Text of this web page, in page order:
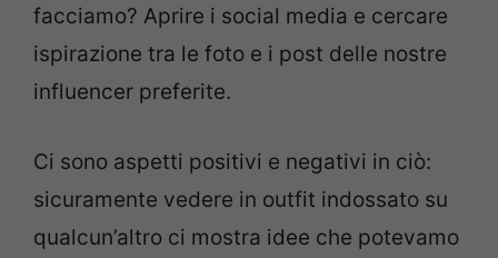
facciamo? Aprire i social media e cercare
ispirazione tra le foto e i post delle nostre
influencer preferite.
Ci sono aspetti positivi e negativi in ciò:
sicuramente vedere in outfit indossato su
qualcun’altro ci mostra idee che potevamo